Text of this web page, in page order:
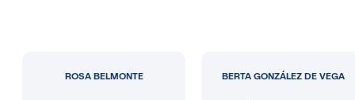
ROSA BELMONTE BERTA GONZÁLEZ DE VEGA